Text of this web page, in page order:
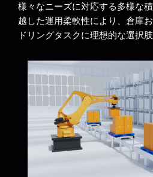
様々なニーズに対応する多様な
越した運用柔軟性により、倉庫
ドリングタスクに理想的な選択肢